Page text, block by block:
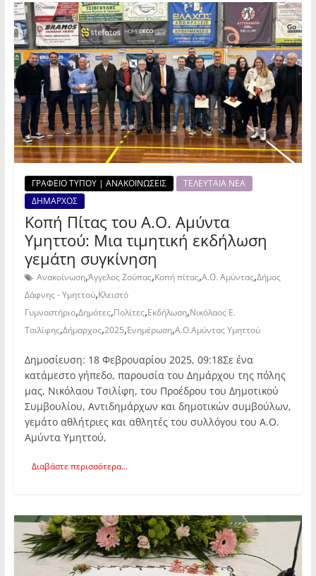
ΓΡΑΦΕΙΟ ΤΥΠΟΥ | ΑΝΑΚΟΙΝΩΣΕΙΣ
ΤΕΛΕΥΤΑΙΑ ΝΕΑ
ΔΗΜΑΡΧΟΣ
Κοπή Πίτας του Α.Ο. Αμύντα
Υμηττού: Μια τιμητική εκδήλωση
γεμάτη συγκίνηση
Ανακοίνωση,Άγγελος Ζούπας,Κοπή πίτας,Α.Ο. Αμύντας,Δήμος
Δάφνης - Υμηττού,Κλειστό
Γυμναστήριο,Δημότες,Πολίτες,Εκδήλωση,Νικόλαος Ε.
Τσιλίφης,Δήμαρχος,2025,Ενημέρωση,Α.Ο.Αμύντας Υμηττού
Δημοσίευση: 18 Φεβρουαρίου 2025, 09:18Σε ένα
κατάμεστο γήπεδο, παρουσία του Δημάρχου της πόλης
μας, Νικόλαου Τσιλίφη, του Προέδρου του Δημοτικού
Συμβουλίου, Αντιδημάρχων και δημοτικών συμβούλων,
γεμάτο αθλήτριες και αθλητές του συλλόγου του Α.Ο.
Αμύντα Υμηττού,
Διαβάστε περισσότερα...